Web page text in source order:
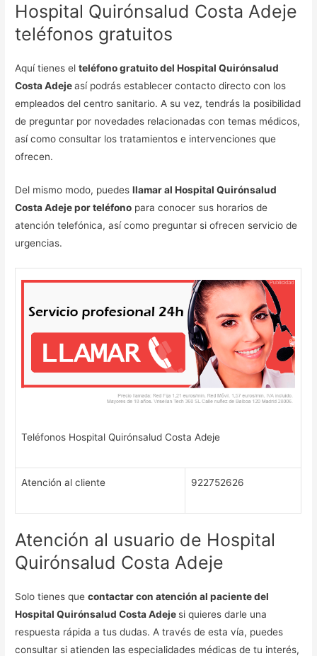
Hospital Quirónsalud Costa Adeje
teléfonos gratuitos
Aquí tienes elteléfono gratuito del Hospital Quirónsalud
Costa Adejeasí podrás establecer contacto directo con los
empleados del centro sanitario. A su vez, tendrás la posibilidad
de preguntar por novedades relacionadas con temas médicos,
así como consultar los tratamientos e intervenciones que
ofrecen.
Del mismo modo, puedesllamar al Hospital Quirónsalud
Costa Adeje por teléfono para conocer sus horarios de
atención telefónica, así como preguntar si ofrecen servicio de
urgencias.
Teléfonos Hospital Quirónsalud Costa Adeje
Atención al cliente 922752626
Atención al usuario de Hospital
Quirónsalud Costa Adeje
Solo tienes quecontactar con atención al paciente del
Hospital Quirónsalud Costa Adeje si quieres darle una
respuesta rápida a tus dudas. A través de esta vía, puedes
consultar si atienden las especialidades médicas de tu interés,